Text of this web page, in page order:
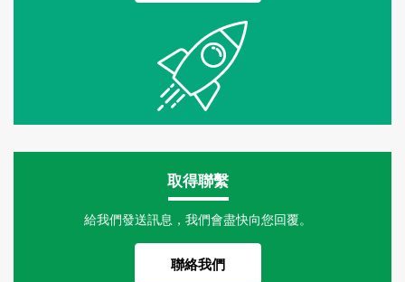
取得聯繫
給我們發送訊息，我們會盡快向您回覆。
聯絡我們